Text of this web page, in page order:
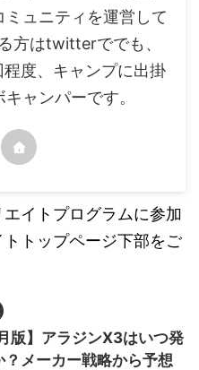
ミュニティを運営して
方はtwitterででも、
度、キャンプに出掛
ャンパーです。
イトプログラムに参加
トップページ下部をご
版】アラジンX3はいつ発
？メーカー戦略から予想